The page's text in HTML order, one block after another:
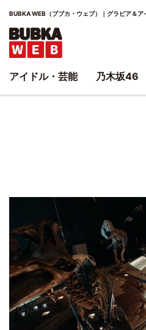
BUBKA WEB（ブブカ・ウェブ）｜グラビア＆ア
アイドル・芸能 乃木坂46